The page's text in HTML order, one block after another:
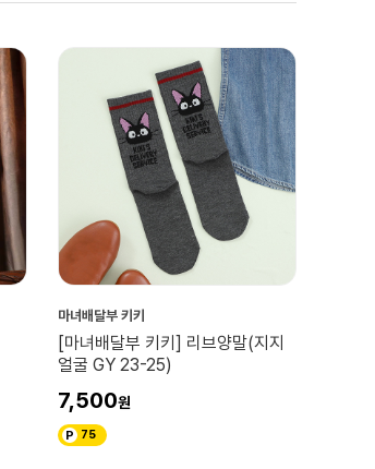
마녀배달부 키키
[마녀배달부 키키] 리브양말(지지
얼굴 GY 23-25)
7,500
75